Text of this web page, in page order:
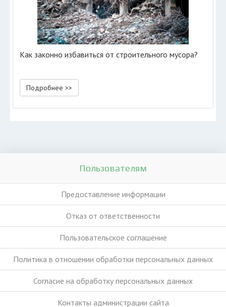
Как законно избавиться от строительного мусора?
Подробнее >>
Пользователям
Предоставление информации
Отказ от ответственности
Пользовательское соглашение
Политика в отношении обработки персональных данных
Согласие на обработку персональных данных
Контакты администрации сайта